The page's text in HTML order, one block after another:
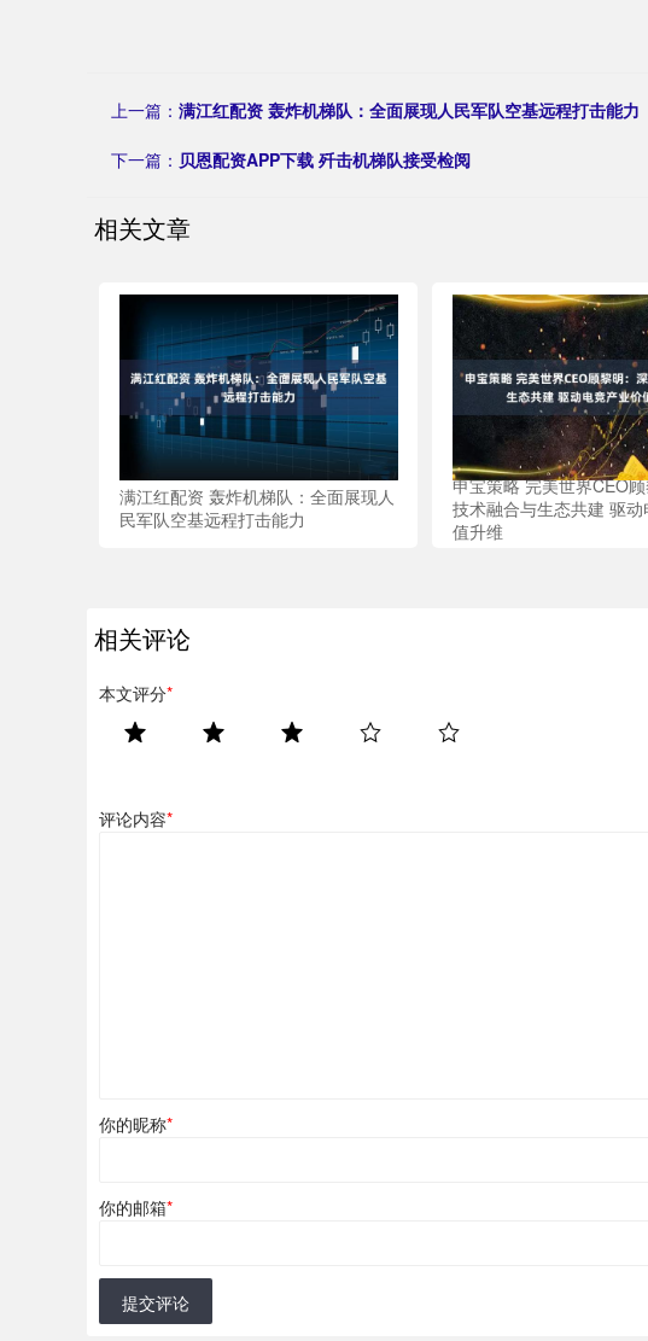
上一篇： 满江红配资 轰炸机梯队：全面展现人民军队空基远程打击能力
下一篇： 贝恩配资APP下载 歼击机梯队接受检阅
相关文章
满江红配资 轰炸机梯队：全面展现人
民军队空基远程打击能力
申宝策略 完美世界CEO
技术融合与生态共建 驱
值升维
相关评论
本文评分*
评论内容*
你的昵称*
你的邮箱*
提交评论